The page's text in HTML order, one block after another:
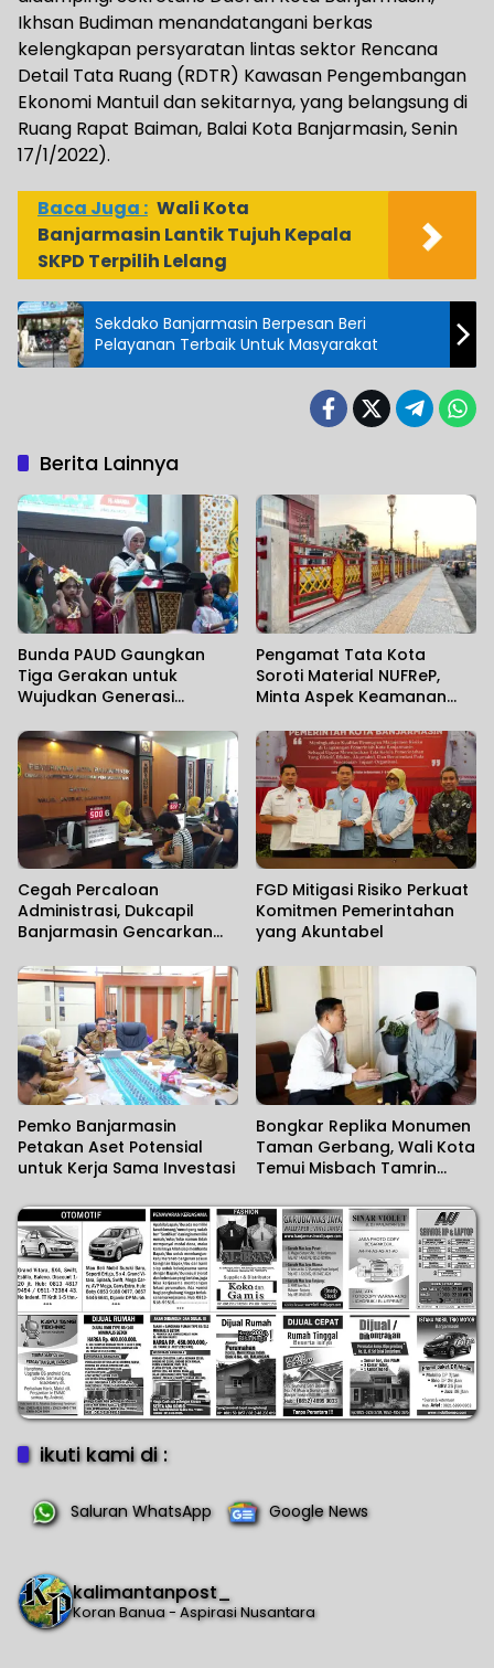
Ikhsan Budiman menandatangani berkas
kelengkapan persyaratan lintas sektor Rencana
Detail Tata Ruang (RDTR) Kawasan Pengembangan
Ekonomi Mantuil dan sekitarnya, yang belangsung di
Ruang Rapat Baiman, Balai Kota Banjarmasin, Senin
17/1/2022).
Baca Juga : Wali Kota
Banjarmasin Lantik Tujuh Kepala
SKPD Terpilih Lelang
Sekdako Banjarmasin Berpesan Beri
Pelayanan Terbaik Untuk Masyarakat
Berita Lainnya
Bunda PAUD Gaungkan
Tiga Gerakan untuk
Wujudkan Generasi
Pengamat Tata Kota
Soroti Material NUFReP,
Minta Aspek Keamanan
Maraknya Pencurian
Fasilitas Umum
Cegah Percaloan
Administrasi, Dukcapil
Banjarmasin Gencarkan
Berurusan kepada
Masyarakat
FGD Mitigasi Risiko Perkuat
Komitmen Pemerintahan
yang Akuntabel
Pemko Banjarmasin
Petakan Aset Potensial
untuk Kerja Sama Investasi
Bongkar Replika Monumen
Taman Gerbang, Wali Kota
Temui Misbach Tamrin
Maaf
ikuti kami di :
Saluran WhatsApp Google News
kalimantanpost_
Koran Banua - Aspirasi Nusantara